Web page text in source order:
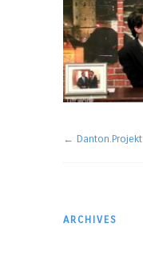
← Danton.Projekt
ARCHIVES